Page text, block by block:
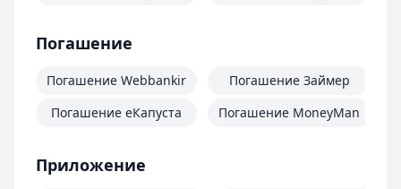
Погашение
Погашение Webbankir
Погашение еКапуста
Погашение Займер
Погашение MoneyMan
Приложение